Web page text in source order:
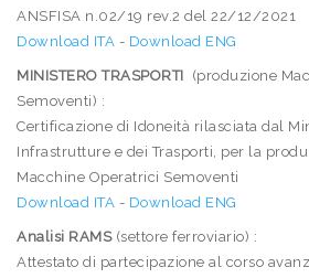
ANSFISA n.02/19 rev.2 del 22/12/2021
Download ITA - Download ENG
MINISTERO TRASPORTI (produzione
Semoventi) :
Certificazione di Idoneità rilasciata dal
Infrastrutture e dei Trasporti, per la
Macchine Operatrici Semoventi
Download ITA - Download ENG
Analisi RAMS(settore ferroviario) :
Attestato di partecipazione al corso